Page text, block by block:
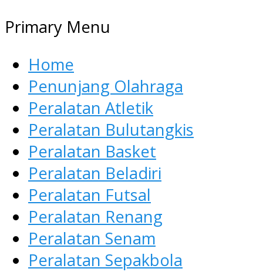
Primary Menu
Home
Penunjang Olahraga
Peralatan Atletik
Peralatan Bulutangkis
Peralatan Basket
Peralatan Beladiri
Peralatan Futsal
Peralatan Renang
Peralatan Senam
Peralatan Sepakbola